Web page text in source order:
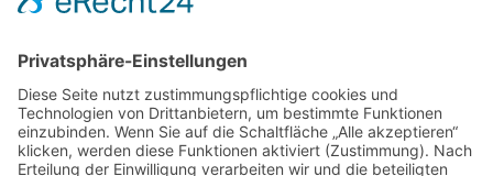
Für Beratende